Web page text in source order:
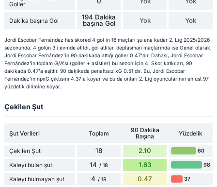
Goller
Dakika başına Gol
194 Dakika
başına Gol
Yok Yok
Jordi Escobar Fernández has skored 4 gol in 16 maçları şu ana kadar 2. Lig 2025/2026
sezonunda. 4 golün 3'i evinde atıldı, gol attılar. deplasman maçlarında ise Genel olarak,
Jordi Escobar Fernández'in 90 dakikada attığı goller 0.47'dır. Dahası, Jordi Escobar
Fernández'in toplam G/A'sı (goller + asistler) bu sezon için 4. Skor katkıları, 90
dakikada 0.47'a eşittir. 90 dakikada penaltısız xG 0.51'dır. Bu, Jordi Escobar
Fernández'in npxG çıktısını 4.37'a koyar ve bu da onları 2. Lig oyuncularının en üst 97
yüzdelik dilimine koyar.
Çekilen Şut
Şut Verileri Toplam
90 Dakika
Başına
Yüzdelik
Çekilen Şut 18 2.10 80
Kaleyi bulan şut 14 / 18 1.63 98
Kaleyi bulmayan şut 4 / 18 0.47 37